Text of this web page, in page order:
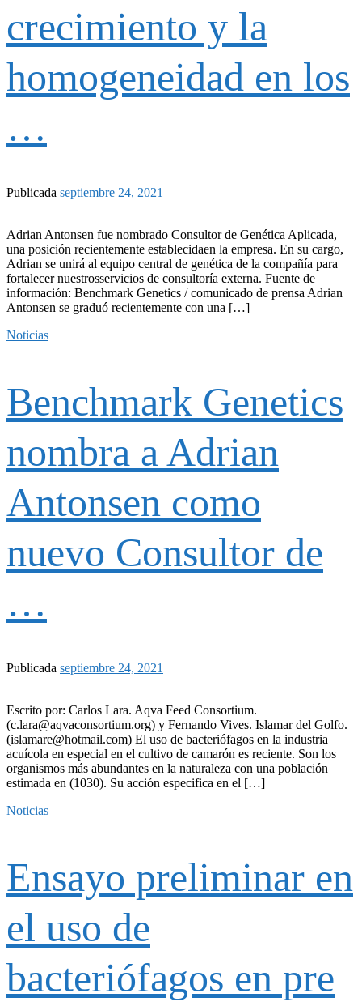
crecimiento y la
homogeneidad en los
…
Publicada septiembre 24, 2021
Adrian Antonsen fue nombrado Consultor de Genética Aplicada,
una posición recientemente establecidaen la empresa. En su cargo,
Adrian se unirá al equipo central de genética de la compañía para
fortalecer nuestrosservicios de consultoría externa. Fuente de
información: Benchmark Genetics / comunicado de prensa Adrian
Antonsen se graduó recientemente con una […]
Noticias
Benchmark Genetics
nombra a Adrian
Antonsen como
nuevo Consultor de
…
Publicada septiembre 24, 2021
Escrito por: Carlos Lara. Aqva Feed Consortium.
(c.lara@aqvaconsortium.org) y Fernando Vives. Islamar del Golfo.
(islamare@hotmail.com) El uso de bacteriófagos en la industria
acuícola en especial en el cultivo de camarón es reciente. Son los
organismos más abundantes en la naturaleza con una población
estimada en (1030). Su acción especifica en el […]
Noticias
Ensayo preliminar en
el uso de
bacteriófagos en pre